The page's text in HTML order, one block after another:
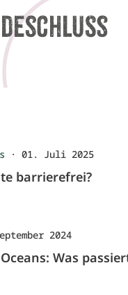
· 01. Juli 2025
barrierefrei?
2024
Was